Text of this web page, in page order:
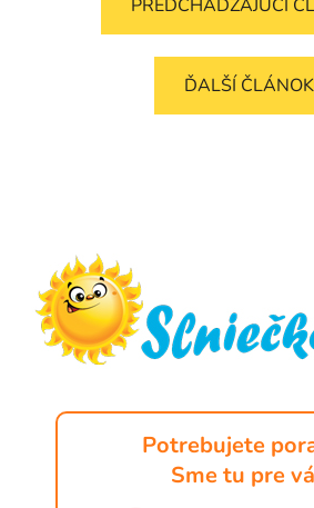
PREDCHÁDZAJÚCI
ĎALŠÍ ČLÁNOK
Potrebujete
Sme tu pre